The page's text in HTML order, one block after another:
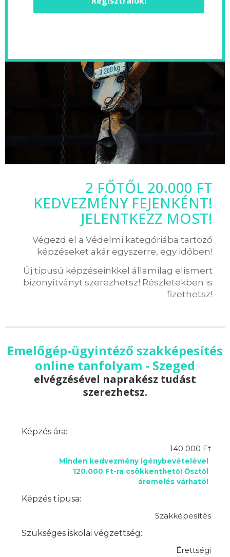
2 FŐTŐL 20.000 FT
KEDVEZMÉNY FEJENKÉNT!
JELENTKEZZ MOST!
Végezd el a Védelmi kategóriába tartozó
képzéseket akár egyszerre, egy időben!
Új típusú képzéseinkkel államilag elismert
bizonyítványt szerezhetsz! Részletekben is
fizethetsz!
Emelőgép-ügyintéző szakképesítés
online tanfolyam - Szeged
elvégzésével naprakész tudást
szerezhetsz.
Képzés ára:
140 000 Ft
Minden kedvezmény igénybevételével
120.000 Ft-ra csökkenthető! Ősztől
áremelés várható!
Képzés típusa:
Szakképesítés
Szükséges iskolai végzettség:
Érettségi